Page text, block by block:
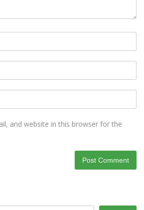
and website in this browser for the